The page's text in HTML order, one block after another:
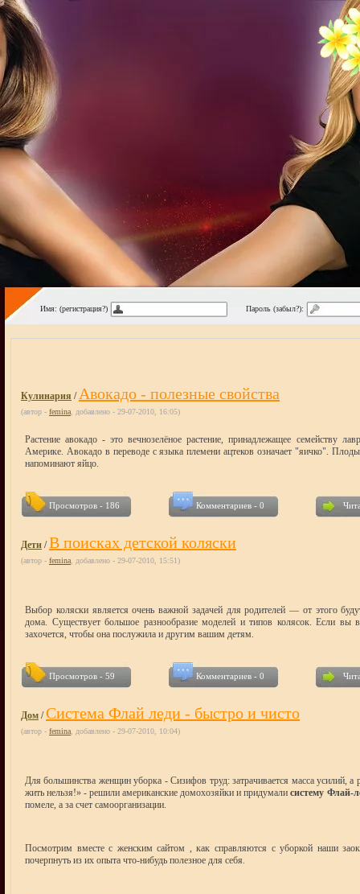
Имя: (регистрация?) Пароль (забыл?):
Кулинария / Авокадо - полезные свойства
(автор - femina , добавлено - 29-07-2010, 16:05)
Растение авокадо - это вечнозелёное растение, принадлежащее семейству
Америке. Авокадо в переводе с языка племени ацтеков означает "яичко".
напоминают яйцо.
Просмотров - 186 Комментариев - 0
Дети /В поисках детской коляски
(автор - femina , добавлено - 29-07-2010, 15:51)
Выбор коляски является очень важной задачей для родителей — от этого
дома. Существует большое разнообразие моделей и типов колясок. Если вы
захочется, чтобы она послужила и другим вашим детям.
Просмотров - 59 Комментариев - 0
Дом /Система Флай леди - быстро и чисто
(автор - femina , добавлено - 29-07-2010, 10:04)
Для большинства женщин уборка - Сизифов труд: затрачивается масса усилий, а
жить нельзя!» - решили американские домохозяйки и придумалисистему Флай-
помеле, а за счет самоорганизации.
Посмотрим вместе с женским сайтом , как справляются с уборкой наши
почерпнуть из их опыта что-нибудь полезное для себя.